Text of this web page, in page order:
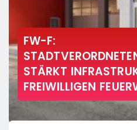
FW-F:
STÄRKT
FREIWILLIGEN